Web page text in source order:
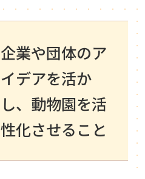
企業や団体のア
イデアを活か
し、動物園を活
性化させること